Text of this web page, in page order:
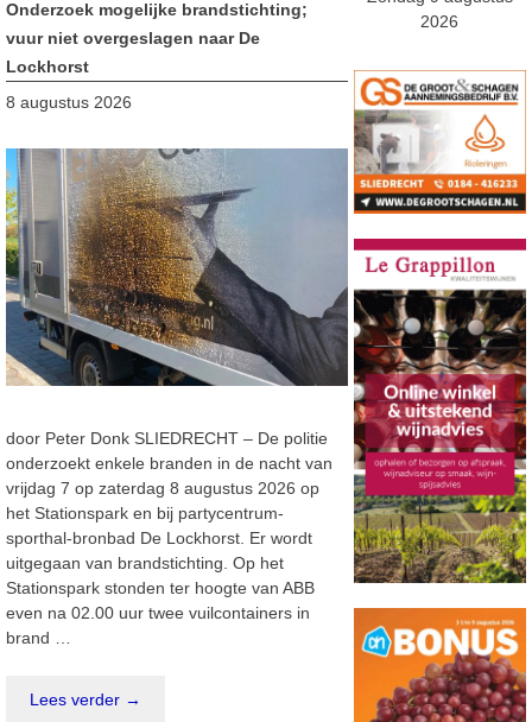
Onderzoek mogelijke brandstichting;
vuur niet overgeslagen naar De
Lockhorst
8 augustus 2026
door Peter Donk SLIEDRECHT – De politie
onderzoekt enkele branden in de nacht van
vrijdag 7 op zaterdag 8 augustus 2026 op
het Stationspark en bij partycentrum-
sporthal-bronbad De Lockhorst. Er wordt
uitgegaan van brandstichting. Op het
Stationspark stonden ter hoogte van ABB
even na 02.00 uur twee vuilcontainers in
brand …
Lees verder →
2026